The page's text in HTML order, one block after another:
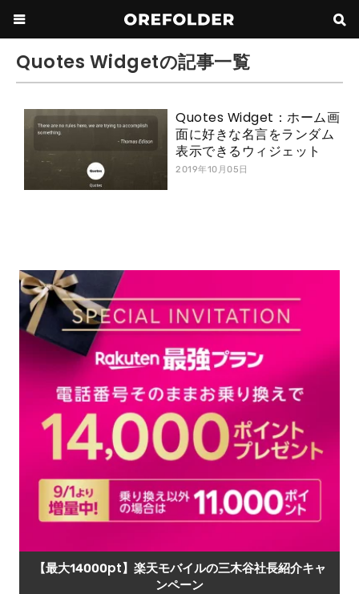
Quotes Widgetの記事一覧
Quotes Widget：ホーム画
面に好きな名言をランダム
表示できるウィジェット
2019年10月05日
【最大14000pt】楽天モバイルの三木谷社長紹介キャ
ンペーン